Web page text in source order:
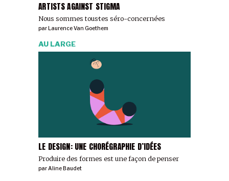
ARTISTS AGAINST STIGMA
Nous sommes tous·tes séro-concerné·es
par Laurence Van Goethem
LE DESIGN: UNE CHORÉGRAPHIE D’IDÉES
Produire des formes est une façon de penser
AU LARGE
parAline Baudet